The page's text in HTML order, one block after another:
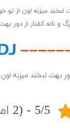
لبخند میزنه اون از
و ناله کفتار از دور
دور بهت لبخند میزنه
5/5 - (2 امتیاز)